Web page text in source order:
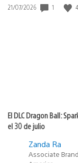
Fecha
21/07/2026 1 4
El DLC Dragon Ball:
el 30 de julio
Zanda Ra
Associate